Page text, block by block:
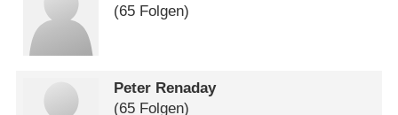
(65 Folgen)
Peter Renaday
(65 Folgen)